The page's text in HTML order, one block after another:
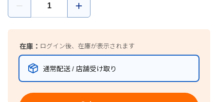
在庫： ログイン後、在庫が表示されます
通常配送 / 店舗受け取り